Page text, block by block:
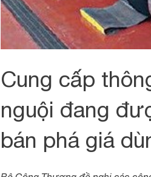
Cung cấp
nguội đang
bán phá giá